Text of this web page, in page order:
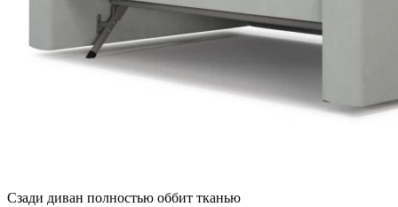
Сзади диван полностью оббит тканью